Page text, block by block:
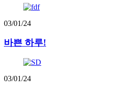
03/01/24
바쁜 하루!
03/01/24